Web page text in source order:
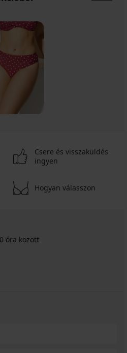
Csere és visszaküldés
ingyen
Hogyan válasszon
óra között